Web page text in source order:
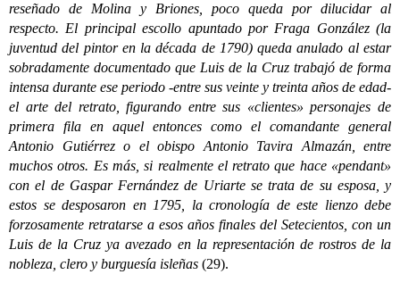
reseñado de Molina y Briones, poco queda por dilucidar al
respecto. El principal escollo apuntado por Fraga González (la
juventud del pintor en la década de 1790) queda anulado al estar
sobradamente documentado que Luis de la Cruz trabajó de forma
intensa durante ese periodo -entre sus veinte y treinta años de edad-
el arte del retrato, figurando entre sus «clientes» personajes de
primera fila en aquel entonces como el comandante general
Antonio Gutiérrez o el obispo Antonio Tavira Almazán, entre
muchos otros. Es más, si realmente el retrato que hace «pendant»
con el de Gaspar Fernández de Uriarte se trata de su esposa, y
estos se desposaron en 1795, la cronología de este lienzo debe
forzosamente retratarse a esos años finales del Setecientos, con un
Luis de la Cruz ya avezado en la representación de rostros de la
nobleza, clero y burguesía isleñas (29).